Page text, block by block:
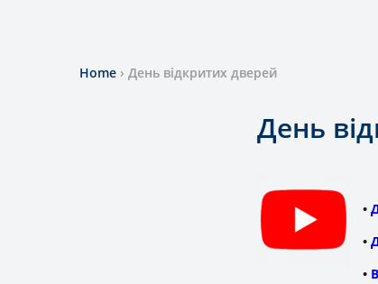
Home › День відкритих дверей
День
•
•
•